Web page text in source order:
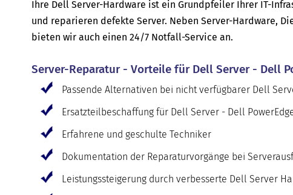
Ihre Dell Server-Hardware ist ein Grundpfeiler Ihrer IT-
und reparieren defekte Server. Neben Server-Hardware,
bieten wir auch einen 24/7 Notfall-Service an.
Server-Reparatur - Vorteile für Dell Server - Dell
Passende Alternativen bei nicht verfügbarer Dell
Ersatzteilbeschaffung für Dell Server - Dell
Erfahrene und geschulte Techniker
Dokumentation der Reparaturvorgänge bei
Leistungssteigerung durch verbesserte Dell Server